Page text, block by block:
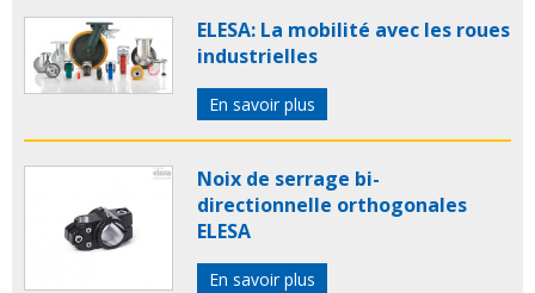
ELESA: La mobilité avec les roues
industrielles
En savoir plus
Noix de serrage bi-
directionnelle orthogonales
ELESA
En savoir plus